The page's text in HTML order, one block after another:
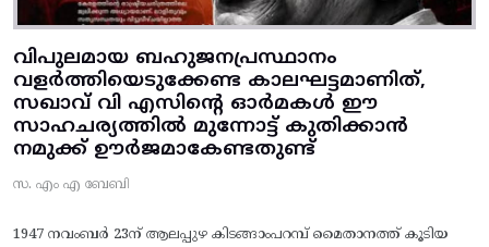
വിപുലമായ ബഹുജനപ്രസ്ഥാനം
വളർത്തിയെടുക്കേണ്ട കാലഘട്ടമാണിത്,
സഖാവ് വി എസിന്റെ ഓർമകൾ ഈ
സാഹചര്യത്തിൽ മുന്നോട്ട്‌ കുതിക്കാൻ
നമുക്ക് ഊർജമാകേണ്ടതുണ്ട്
സ. എം എ ബേബി
1947 നവംബർ 23ന് ആലപ്പുഴ കിടങ്ങാംപറമ്പ്‌ മൈതാനത്ത്‌ കൂടിയ